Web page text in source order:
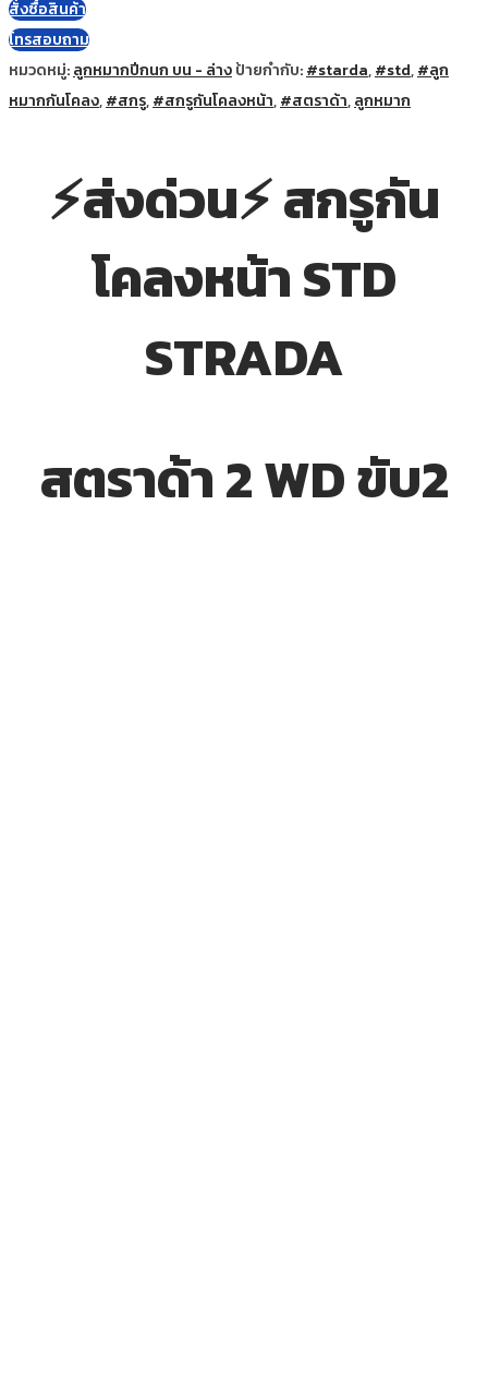
สั่งซื้อสินค้า
โทรสอบถาม
หมวดหมู่:ลูกหมากปีกนก บน - ล่างป้ายกำกับ:#starda,#std,#ลูก
หมากกันโคลง,#สกรู,#สกรูกันโคลงหน้า,#สตราด้า,ลูกหมาก
⚡ส่งด่วน⚡ สกรูกัน
โคลงหน้า STD
STRADA
สตราด้า 2 WD ขับ2